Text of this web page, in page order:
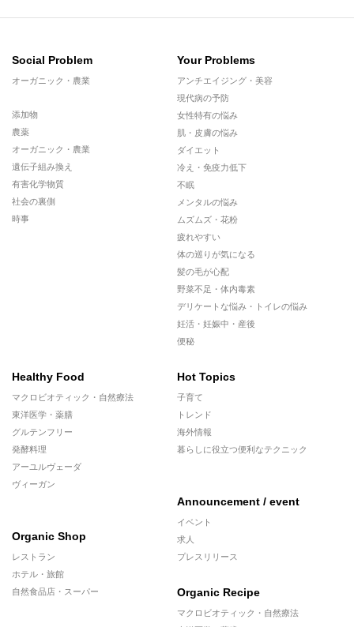
Social Problem
オーガニック・農業
添加物
農薬
オーガニック・農業
遺伝子組み換え
有害化学物質
社会の裏側
時事
Your Problems
アンチエイジング・美容
現代病の予防
女性特有の悩み
肌・皮膚の悩み
ダイエット
冷え・免疫力低下
不眠
メンタルの悩み
ムズムズ・花粉
疲れやすい
体の巡りが気になる
髪の毛が心配
野菜不足・体内毒素
デリケートな悩み・トイレの悩み
妊活・妊娠中・産後
便秘
Healthy Food
マクロビオティック・自然療法
東洋医学・薬膳
グルテンフリー
発酵料理
アーユルヴェーダ
ヴィーガン
Organic Shop
レストラン
ホテル・旅館
自然食品店・スーパー
Hot Topics
子育て
トレンド
海外情報
暮らしに役立つ便利なテクニック
Announcement / event
イベント
求人
プレスリリース
Organic Recipe
マクロビオティック・自然療法